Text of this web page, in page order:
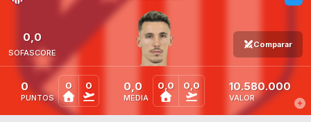
Comparar
0,0
SOFASCORE
0
PUNTOS
0 0 0,0
MEDIA
0,0 0,0 10.580.000
VALOR